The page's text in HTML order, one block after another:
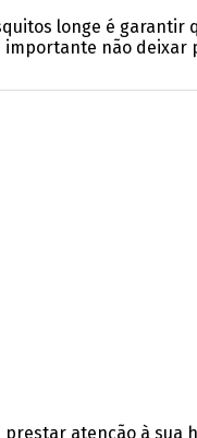
longe é
importante não
atenção à